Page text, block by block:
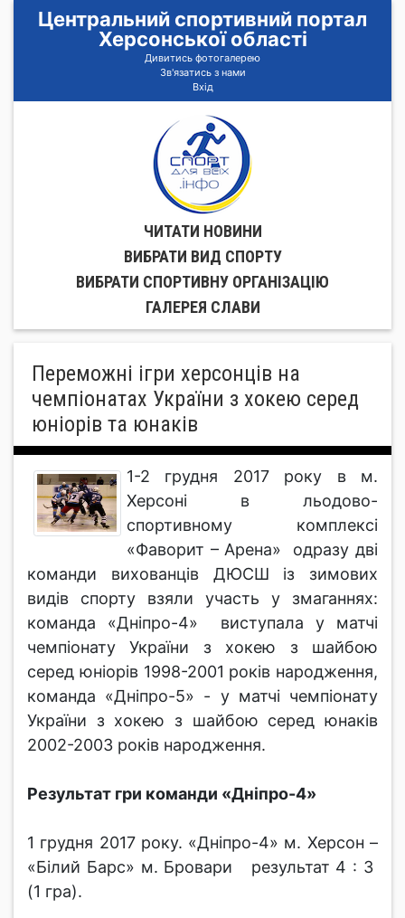
Центральний спортивний портал
Херсонської області
Дивитись фотогалерею
Зв'язатись з нами
Вхід
ЧИТАТИ НОВИНИ
ВИБРАТИ ВИД СПОРТУ
ВИБРАТИ СПОРТИВНУ ОРГАНIЗАЦIЮ
ГАЛЕРЕЯ СЛАВИ
Переможні ігри херсонців на
чемпіонатах України з хокею серед
юніорів та юнаків
1-2 грудня 2017 року в м.
Херсоні в льодово-
спортивному комплексі
«Фаворит – Арена» одразу дві
команди вихованців ДЮСШ із зимових
видів спорту взяли участь у змаганнях:
команда «Дніпро-4» виступала у матчі
чемпіонату України з хокею з шайбою
серед юніорів 1998-2001 років народження,
команда «Дніпро-5» - у матчі чемпіонату
України з хокею з шайбою серед юнаків
2002-2003 років народження.
Результат гри команди «Дніпро-4»
1 грудня 2017 року. «Дніпро-4» м. Херсон –
«Білий Барс» м. Бровари результат 4 : 3
(1 гра).